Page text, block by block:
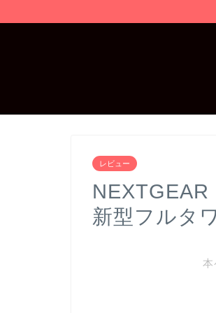
レビュー
新型フルタ
本